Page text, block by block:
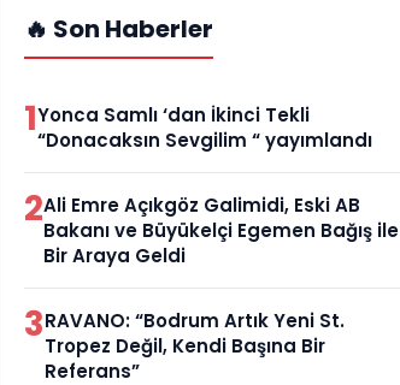
🔥 Son Haberler
1Yonca Samlı ‘dan İkinci Tekli
“Donacaksın Sevgilim “ yayımlandı
2Ali Emre Açıkgöz Galimidi, Eski AB
Bakanı ve Büyükelçi Egemen Bağış ile
Bir Araya Geldi
3RAVANO: “Bodrum Artık Yeni St.
Tropez Değil, Kendi Başına Bir
Referans”